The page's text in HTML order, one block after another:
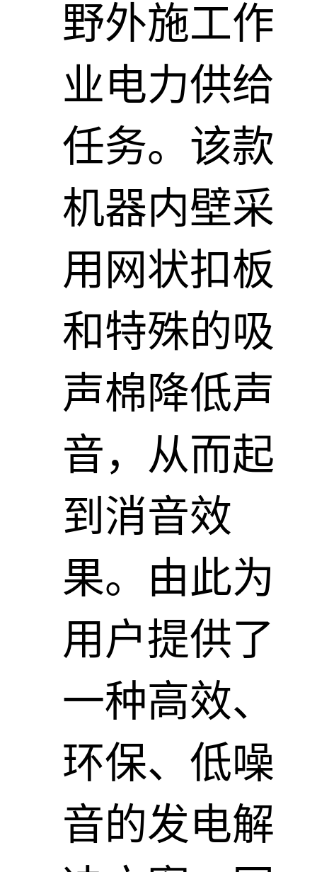
野外施工作
业电力供给
任务。该款
机器内壁采
用网状扣板
和特殊的吸
声棉降低声
音，从而起
到消音效
果。由此为
用户提供了
一种高效、
环保、低噪
音的发电解